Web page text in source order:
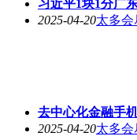
习近平1块1分广
2025-04-20太多会
去中心化金融手
2025-04-20太多会